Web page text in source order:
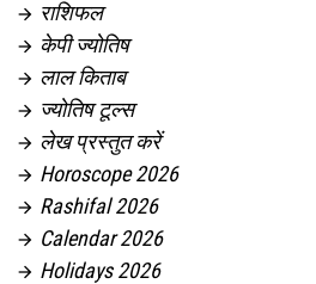
 राशिफल
 केपी ज्योतिष
 लाल किताब
 ज्योतिष टूल्स
 लेख प्रस्तुत करें
 Horoscope 2026
 Rashifal 2026
 Calendar 2026
 Holidays 2026